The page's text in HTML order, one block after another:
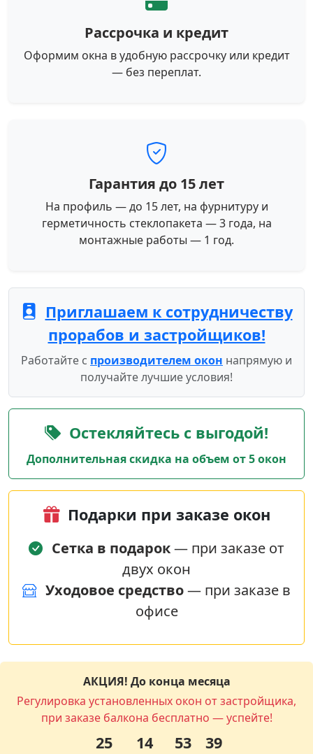
Рассрочка и кредит
Оформим окна в удобную рассрочку или кредит
— без переплат.
Гарантия до 15 лет
На профиль — до 15 лет, на фурнитуру и
герметичность стеклопакета — 3 года, на
монтажные работы — 1 год.
Приглашаем к сотрудничеству
прорабов и застройщиков!
Работайте с производителем окон напрямую и
получайте лучшие условия!
Остекляйтесь с выгодой!
Дополнительная скидка на объем от 5 окон
Подарки при заказе окон
Сетка в подарок— при заказе от
двух окон
Уходовое средство— при заказе в
офисе
АКЦИЯ! До конца месяца
Регулировка установленных окон от застройщика,
при заказе балкона бесплатно — успейте!
25 14 53 38